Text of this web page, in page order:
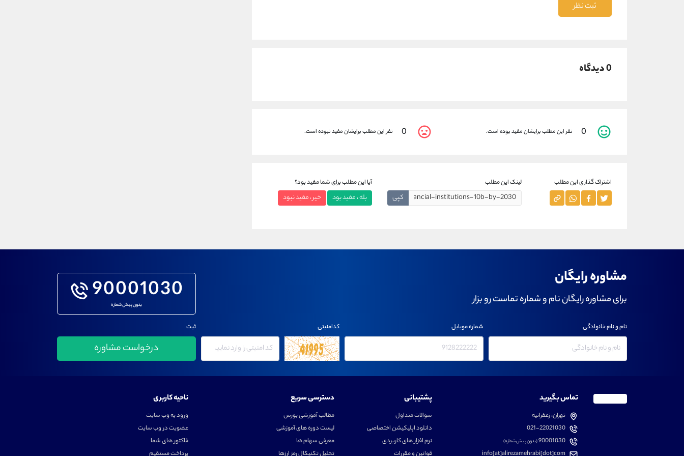
ثبت نظر
0 دیدگاه
0 نفر این مطلب برایشان مفید بوده است. 0 نفر این مطلب برایشان مفید نبوده است.
اشتراک گذاری این مطلب لینک این مطلب
کپی
آیا این مطلب برای شما مفید بود؟
بله ، مفید بود خیر ، مفید نبود
مشاوره رایگان
برای مشاوره رایگان نام و شماره تماست رو بزار 90001030
بدون پیش شماره
نام و نام خانوادگی شماره موبایل کدامنیتی ثبت
تماس بگیرید
تهران، زعفرانیه
021-22021030
90001030(بدون پیش شماره)
info[at]alirezamehrabi[dot]com
پشتیبانی
سوالات متداول
دانلود اپلیکیشن اختصاصی
نرم افزار های کاربردی
قوانین و مقررات
دسترسی سریع
مطالب آموزشی بورس
لیست دوره های آموزشی
معرفی سهام ها
تحلیل تکنیکال رمز ارزها
ناحیه کاربری
ورود به وب سایت
عضویت در وب سایت
فاکتور های شما
پرداخت مستقیم